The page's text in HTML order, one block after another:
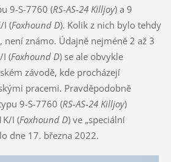
9-S-7760 (RS-AS-24 Killjoy) a 9
I (Foxhound D). Kolik z nich bylo tehdy
známo. Údajně nejméně 2 až 3
I (Foxhound D) se ale obvykle
závodě, kde procházejí
pracemi. Pravděpodobně
9-S-7760 (RS-AS-24 Killjoy)
I (Foxhound D) ve „speciální
dne 17. března 2022.